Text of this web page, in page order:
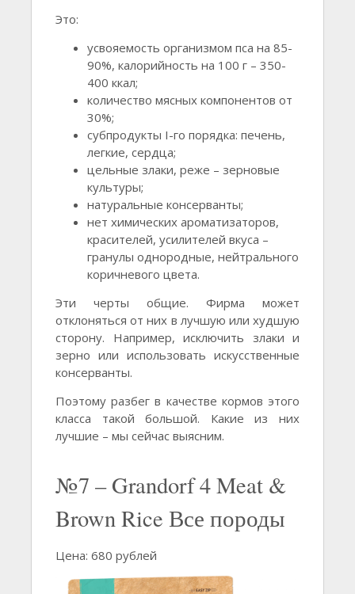
Это:
усвояемость организмом пса на 85-
90%, калорийность на 100 г – 350-
400 ккал;
количество мясных компонентов от
30%;
субпродукты I-го порядка: печень,
легкие, сердца;
цельные злаки, реже – зерновые
культуры;
натуральные консерванты;
нет химических ароматизаторов,
красителей, усилителей вкуса –
гранулы однородные, нейтрального
коричневого цвета.
Эти черты общие. Фирма может
отклоняться от них в лучшую или худшую
сторону. Например, исключить злаки и
зерно или использовать искусственные
консерванты.
Поэтому разбег в качестве кормов этого
класса такой большой. Какие из них
лучшие – мы сейчас выясним.
№7 – Grandorf 4 Meat &
Brown Rice Все породы
Цена: 680 рублей